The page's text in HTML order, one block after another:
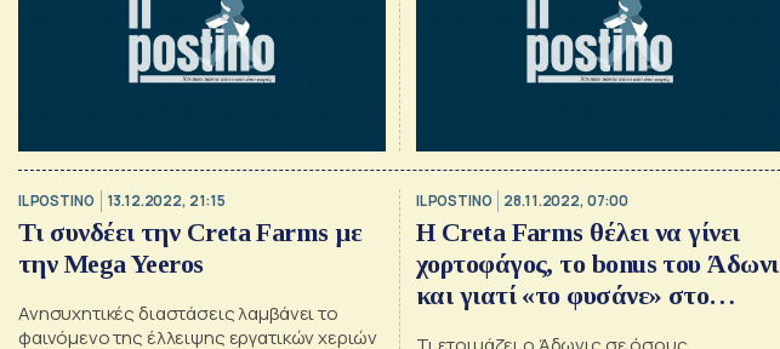
IL POSTINO 13.12.2022, 21:15
Τι συνδέει την Creta Farms με
την Mega Yeeros
Ανησυχητικές διαστάσεις λαμβάνει το
φαινόμενο της έλλειψης εργατικών χεριών
IL POSTINO 28.11.2022, 07:00
H Creta Farms θέλει να γίνει
χορτοφάγος, το bonus του Άδωνι
και γιατί «το φυσάνε» στο